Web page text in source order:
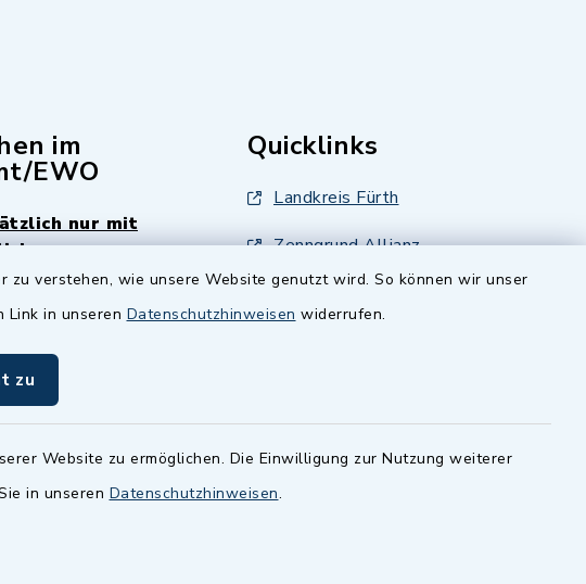
zu verstehen, wie unsere Website genutzt wird. So können wir unser
in unseren Datenschutzhinweisen widerrufen.
zu
Website zu ermöglichen. Die Einwilligung zur Nutzung weiterer
in unseren Datenschutzhinweisen.
im
EWO
nur mit
EWO/Standesamt
geschlossen.
Quicklinks
Landkreis Fürth
Zenngrund Allianz
Dillenberggruppe